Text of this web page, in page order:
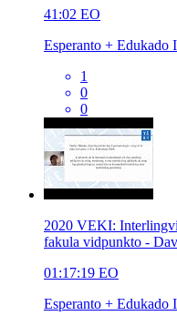
41:02 EO
Esperanto + Edukado
1
0
0
2020 VEKI:
fakula vidpunkto -
01:17:19 EO
Esperanto + Edukado